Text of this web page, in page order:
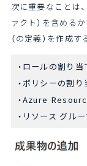
次に重要なことは
ァクト）を含める
（の定義）を作成
ロールの割り当
ポリシーの割り
Azure
リソース グルー